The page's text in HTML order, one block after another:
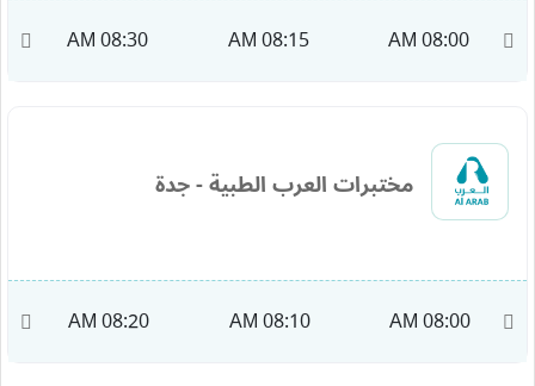
08:00 AM
08:15 AM
08:30 AM
مختبرات العرب الطبية - جدة
08:00 AM
08:10 AM
08:20 AM